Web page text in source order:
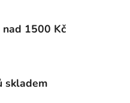
nad 1500 Kč
skladem